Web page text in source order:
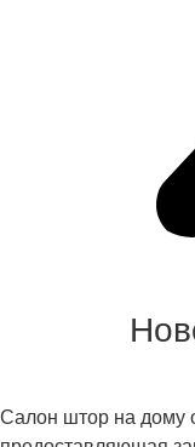
Салон штор на дому